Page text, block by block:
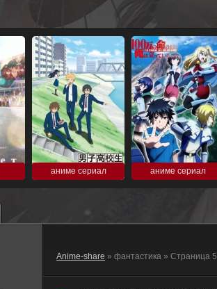
аниме сериал аниме сериал
Anime-share » фантастика » Страница 5